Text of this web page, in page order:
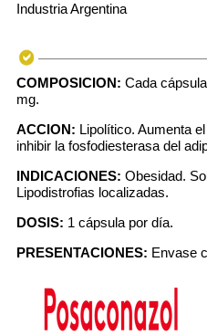
Industria Argentina
COMPOSICION: Cada
mg.
ACCION: Lipolítico. Aumenta
inhibir la fosfodiesterasa del
INDICACIONES: Obesidad.
Lipodistrofias localizadas.
DOSIS: 1 cápsula por día.
PRESENTACIONES: Envase